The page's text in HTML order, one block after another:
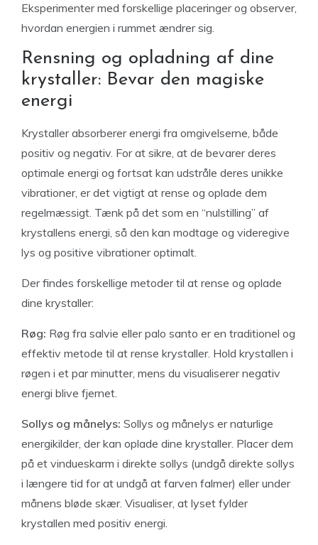
Eksperimenter med forskellige placeringer og observer,
hvordan energien i rummet ændrer sig.
Rensning og opladning af dine
krystaller: Bevar den magiske
energi
Krystaller absorberer energi fra omgivelserne, både
positiv og negativ. For at sikre, at de bevarer deres
optimale energi og fortsat kan udstråle deres unikke
vibrationer, er det vigtigt at rense og oplade dem
regelmæssigt. Tænk på det som en “nulstilling” af
krystallens energi, så den kan modtage og videregive
lys og positive vibrationer optimalt.
Der findes forskellige metoder til at rense og oplade
dine krystaller:
Røg: Røg fra salvie eller palo santo er en traditionel og
effektiv metode til at rense krystaller. Hold krystallen i
røgen i et par minutter, mens du visualiserer negativ
energi blive fjernet.
Sollys og månelys: Sollys og månelys er naturlige
energikilder, der kan oplade dine krystaller. Placer dem
på et vindueskarm i direkte sollys (undgå direkte sollys
i længere tid for at undgå at farven falmer) eller under
månens bløde skær. Visualiser, at lyset fylder
krystallen med positiv energi.